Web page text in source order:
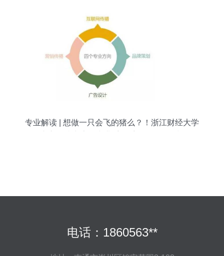
专业解读 | 想做一只会飞的猪么？！浙江财经大学
电话：1860563**